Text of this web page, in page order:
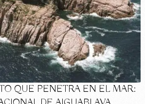
QUE PENETRA EN EL MAR: